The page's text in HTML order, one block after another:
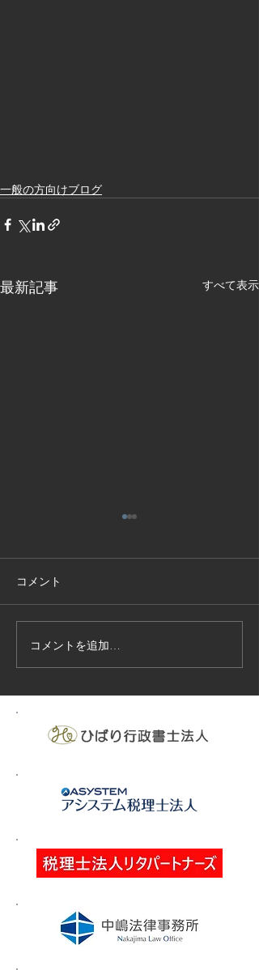
一般の方向けブログ
最新記事 すべて表示
技能実習生１２名入国-フ
ィリピン、ベトナム
コメント
コメントを追加…